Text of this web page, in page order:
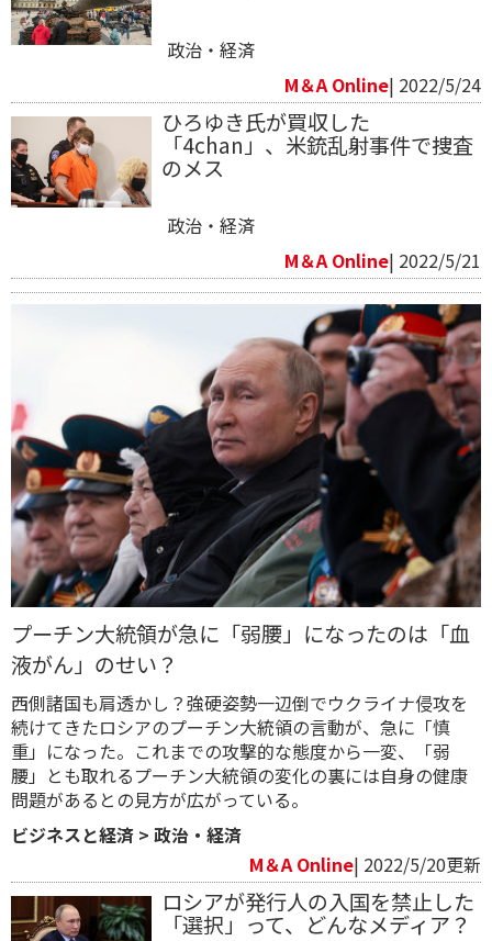
政治・経済
M＆A Online| 2022/5/24
ひろゆき氏が買収した
「4chan」、米銃乱射事件で捜査
のメス
政治・経済
M＆A Online| 2022/5/21
プーチン大統領が急に「弱腰」になったのは「血
液がん」のせい？
西側諸国も肩透かし？強硬姿勢一辺倒でウクライナ侵攻を
続けてきたロシアのプーチン大統領の言動が、急に「慎
重」になった。これまでの攻撃的な態度から一変、「弱
腰」とも取れるプーチン大統領の変化の裏には自身の健康
問題があるとの見方が広がっている。
ビジネスと経済 > 政治・経済
M＆A Online| 2022/5/20更新
ロシアが発行人の入国を禁止した
「選択」って、どんなメディア？